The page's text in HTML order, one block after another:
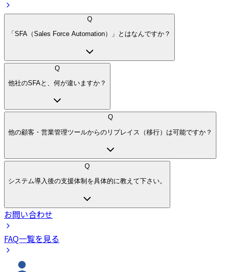
Q
「SFA（Sales Force Automation）」とはなんですか？
Q
他社のSFAと、何が違いますか？
Q
他の顧客・営業管理ツールからのリプレイス（移行）は可能ですか？
Q
システム導入後の支援体制を具体的に教えて下さい。
お問い合わせ
FAQ一覧を見る